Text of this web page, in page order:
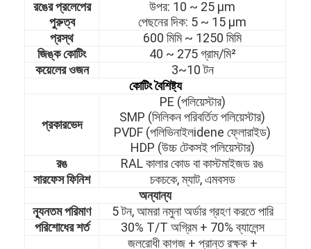
রঙের প্রলেপের
পুরুত্ব
উপর: 10 ~ 25 μm
পেছনের দিক: 5 ~ 15 μm
প্রস্থ
600 মিমি ~ 1250 মিমি
জিঙ্ক কোটিং
40 ~ 275 গ্রাম/মি²
কয়েলের ওজন
3~10 টন
কোটিং বৈশিষ্ট্য
প্রকারভেদ
PE (পলিয়েস্টার)
SMP (সিলিকন পরিবর্তিত পলিয়েস্টার)
PVDF (পলিভিনাইলidene ফ্লোরাইড)
HDP (উচ্চ টেকসই পলিয়েস্টার)
রঙ
RAL কালার কোড বা কাস্টমাইজড রঙ
সারফেস ফিনিশ
চকচকে, ম্যাট, এমবসড
অন্যান্য
ন্যূনতম পরিমাণ
5 টন, আমরা নমুনা অর্ডার গ্রহণ করতে পারি
পরিশোধের শর্ত
30% T/T অগ্রিম + 70% ব্যালেন্স
জলরোধী কাগজ + প্রান্ত রক্ষক +